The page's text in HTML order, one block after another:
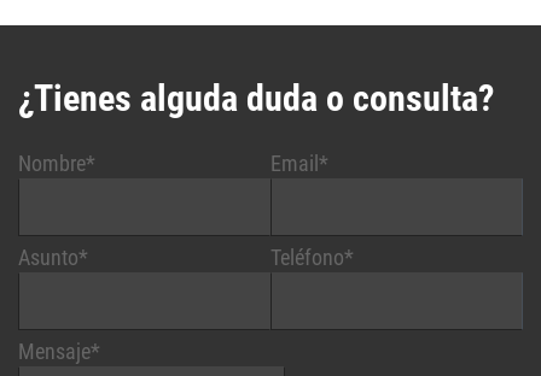
¿Tienes alguda duda o consulta?
Nombre*
Asunto*
Email*
Teléfono*
Mensaje*